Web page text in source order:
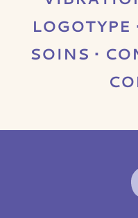
LOGOTYPE
SOINS •